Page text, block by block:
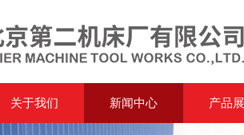
关于我们 新闻中心 产品